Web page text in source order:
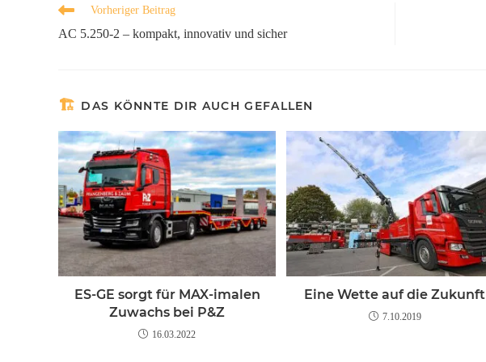
Vorheriger Beitrag
AC 5.250-2 – kompakt, innovativ und sicher
DAS KÖNNTE DIR AUCH GEFALLEN
ES-GE sorgt für MAX-imalen
Zuwachs bei P&Z
16.03.2022
Eine Wette auf die Zukunft
7.10.2019